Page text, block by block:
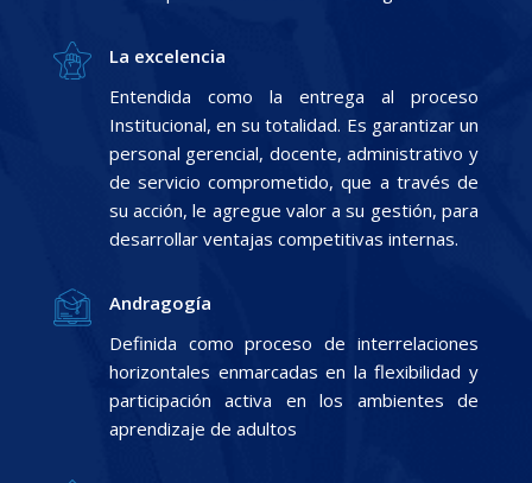
La excelencia
Entendida como la entrega al proceso
Institucional, en su totalidad. Es garantizar un
personal gerencial, docente, administrativo y
de servicio comprometido, que a través de
su acción, le agregue valor a su gestión, para
desarrollar ventajas competitivas internas.
Andragogía
Definida como proceso de interrelaciones
horizontales enmarcadas en la flexibilidad y
participación activa en los ambientes de
aprendizaje de adultos